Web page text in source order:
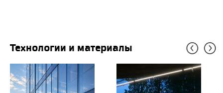
Технологии и материалы